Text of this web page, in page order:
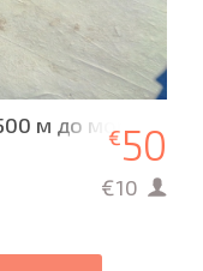
м до моря,
€50
€10